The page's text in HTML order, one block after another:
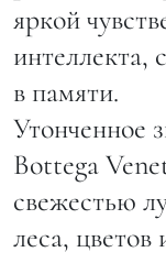
яркой
интеллекта,
в памяти.
Утонченное
Bottega
свежестью
леса,